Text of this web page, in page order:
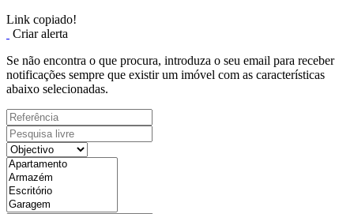
Link copiado!
Criar alerta
Se não encontra o que procura, introduza o seu email para receber
notificações sempre que existir um imóvel com as características
abaixo selecionadas.